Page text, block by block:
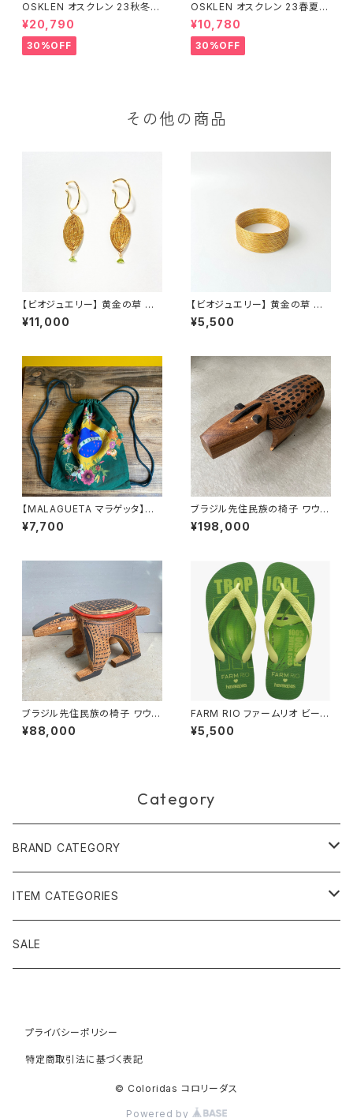
OSKLEN オスクレン 23秋冬
ボトムス 1041-66127
¥20,790
30%OFF
OSKLEN オスクレン 23春夏 ト
ップス 1027-67292
¥10,780
30%OFF
その他の商品
【ビオジュエリー】 黄金の草 カッ
ピンドウラード イヤーカフ リ
ーフ ペリドット
¥11,000
【ビオジュエリー】 黄金の草 カッ
ピンドウラード バングル ワイド
¥5,500
【MALAGUETA マラゲッタ】ナッ
プサック
¥7,700
ブラジル先住民族の椅子 ワウラ
ー族 バク（送料着払い）
¥198,000
ブラジル先住民族の椅子 ワウラ
ー族 アリクイ3（送料着払い）
¥88,000
FARM RIO ファームリオ ビーチ
サンダル Havaianas Tropical
Coco
¥5,500
Category
BRAND CATEGORY
黄金の草 ビオジュエリー
ピアス＆イヤリング
ティアラ、ヘッドドレス
ボルジェス木版画
木版画 M
ブラジル先住民族の椅子
ITEM CATEGORIES
アクセサリー
ブレスレット
アパレル
SALE
プライバシーポリシー
特定商取引法に基づく表記
© Coloridas コロリーダス
Powered by